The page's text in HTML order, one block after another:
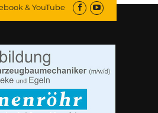
& YouTube